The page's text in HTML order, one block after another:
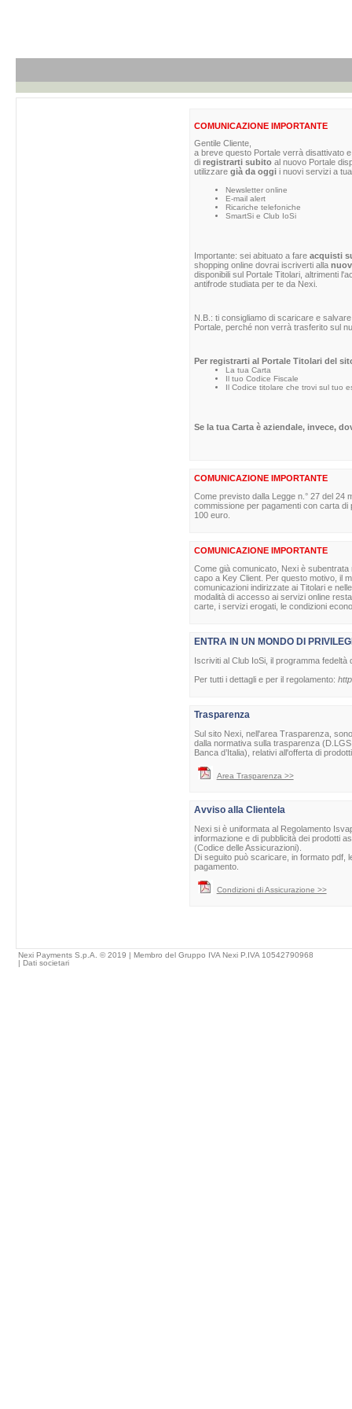
COMUNICAZIONE IMPORTANTE
Gentile Cliente,
a breve questo Portale verrà disattivato
diregistrarti subitoal nuovo Portale
utilizzare già da oggii nuovi servizi a
Newsletter online
E-mail alert
Ricariche telefoniche
SmartSi e Club IoSi
Importante: sei abituato a fare acquisti
shopping online dovrai iscriverti alla
disponibili sul Portale Titolari, altrimenti
antifrode studiata per te da Nexi.
N.B.: ti consigliamo di scaricare e
Portale, perché non verrà trasferito sul
Per registrarti al Portale Titolari del
La tua Carta
Il tuo Codice Fiscale
Il Codice titolare che trovi sul tuo
Se la tua Carta è aziendale, invece,
COMUNICAZIONE IMPORTANTE
Come previsto dalla Legge n.° 27 del 24
commissione per pagamenti con carta
100 euro.
COMUNICAZIONE IMPORTANTE
Come già comunicato, Nexi è
capo a Key Client. Per questo motivo, il
comunicazioni indirizzate ai Titolari e
modalità di accesso ai servizi online
carte, i servizi erogati, le condizioni
ENTRA IN UN MONDO DI
Iscriviti al Club IoSi, il programma
Per tutti i dettagli e per il regolamento:
Trasparenza
Sul sito Nexi, nell'area Trasparenza,
dalla normativa sulla trasparenza
Banca d’Italia), relativi all'offerta di
Area Trasparenza >>
Avviso alla Clientela
Nexi si è uniformata al Regolamento
informazione e di pubblicità dei prodotti
(Codice delle Assicurazioni).
Di seguito può scaricare, in formato pdf,
pagamento.
Condizioni di Assicurazione >>
Nexi Payments S.p.A. © 2019 | Membro del Gruppo IVA Nexi P.IVA 10542790968
| Dati societari